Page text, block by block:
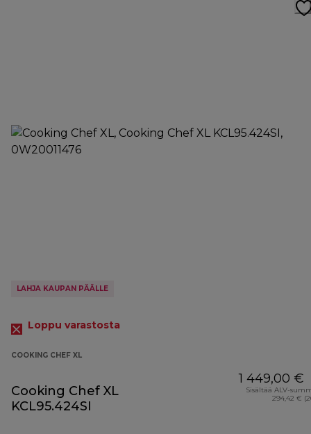
LAHJA KAUPAN PÄÄLLE
Loppu varastosta
COOKING CHEF XL
Cooking Chef XL
KCL95.424SI
1 449,00 €
Sisältää ALV-
294,42 €